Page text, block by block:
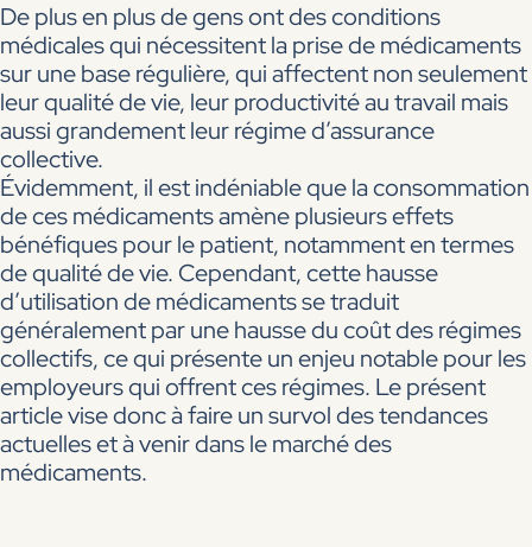
De plus en plus de gens ont des conditions
médicales qui nécessitent la prise de médicaments
sur une base régulière, qui affectent non seulement
leur qualité de vie, leur productivité au travail mais
aussi grandement leur régime d’assurance
collective.
Évidemment, il est indéniable que la consommation
de ces médicaments amène plusieurs effets
bénéfiques pour le patient, notamment en termes
de qualité de vie. Cependant, cette hausse
d’utilisation de médicaments se traduit
généralement par une hausse du coût des régimes
collectifs, ce qui présente un enjeu notable pour les
employeurs qui offrent ces régimes. Le présent
article vise donc à faire un survol des tendances
actuelles et à venir dans le marché des
médicaments.